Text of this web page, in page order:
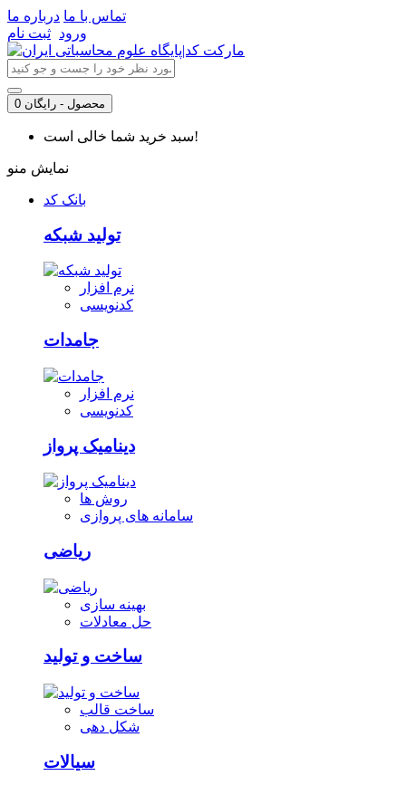
تماس با ما درباره ما
ورود ثبت نام
0 محصول - رایگان
سبد خرید شما خالی است!
نمایش منو
بانک کد
تولید شبکه
نرم افزار
کدنویسی
جامدات
نرم افزار
کدنویسی
دینامیک پرواز
روش ها
سامانه های پروازی
ریاضی
بهینه سازی
حل معادلات
ساخت و تولید
ساخت قالب
شکل دهی
سیالات